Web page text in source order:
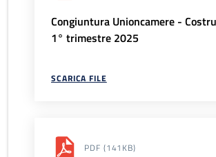
Congiuntura Unioncamere -
1° trimestre 2025
SCARICA FILE
PDF (141KB)